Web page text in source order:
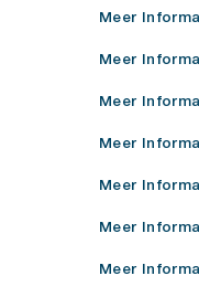
Meer
Meer
Meer
Meer
Meer
Meer
Meer